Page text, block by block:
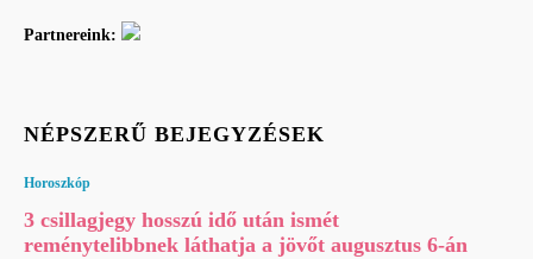
Partnereink:
NÉPSZERŰ BEJEGYZÉSEK
Horoszkóp
3 csillagjegy hosszú idő után ismét
reménytelibbnek láthatja a jövőt augusztus 6-án